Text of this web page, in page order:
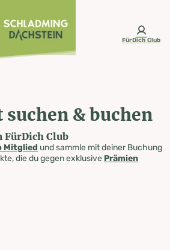
FürDich Club
& buchen
Club
Mitglied und sammle mit deiner Buchung
die du gegen exklusive Prämien